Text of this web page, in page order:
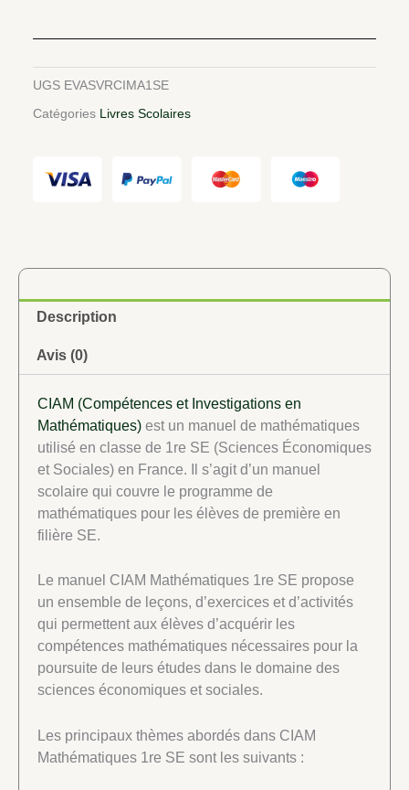
Mathématiques
SE
UGS EVASVRCIMA1SE
Catégories Livres Scolaires
Description
Avis (0)
CIAM (Compétences et Investigations en
Mathématiques) est un manuel de mathématiques
utilisé en classe de 1re SE (Sciences Économiques
et Sociales) en France. Il s’agit d’un manuel
scolaire qui couvre le programme de
mathématiques pour les élèves de première en
filière SE.
Le manuel CIAM Mathématiques 1re SE propose
un ensemble de leçons, d’exercices et d’activités
qui permettent aux élèves d’acquérir les
compétences mathématiques nécessaires pour la
poursuite de leurs études dans le domaine des
sciences économiques et sociales.
Les principaux thèmes abordés dans CIAM
Mathématiques 1re SE sont les suivants :